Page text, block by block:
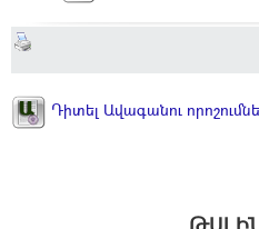
Դիտել Ավագանու